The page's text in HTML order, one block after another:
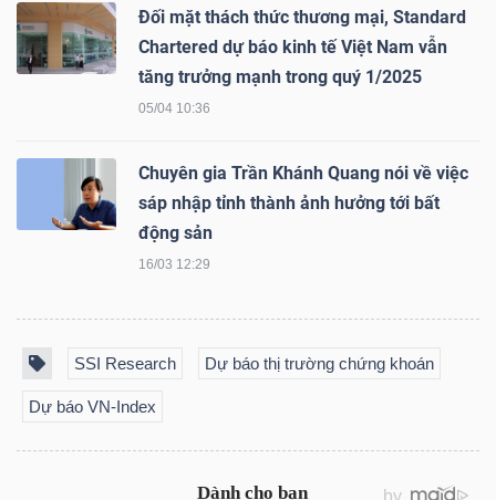
Đối mặt thách thức thương mại, Standard
Chartered dự báo kinh tế Việt Nam vẫn
tăng trưởng mạnh trong quý 1/2025
05/04 10:36
Chuyên gia Trần Khánh Quang nói về việc
sáp nhập tỉnh thành ảnh hưởng tới bất
động sản
16/03 12:29
SSI Research Dự báo thị trường chứng khoán
Dự báo VN-Index
SỨC
KHỎE
CHÍNH
THÔNG